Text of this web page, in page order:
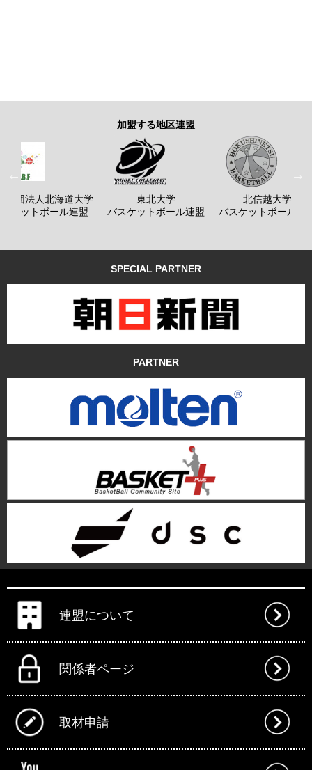
加盟する地区連盟
社団法人北海道大学
ケットボール連盟
東北大学
バスケットボール連盟
北信越大学
バスケットボール連
SPECIAL PARTNER
PARTNER
連盟について
関係者ページ
取材申請